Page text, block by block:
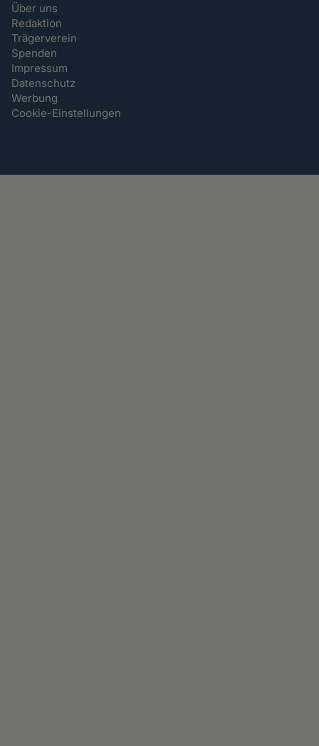
Über uns
Redaktion
Trägerverein
Spenden
Impressum
Datenschutz
Werbung
Cookie-Einstellungen